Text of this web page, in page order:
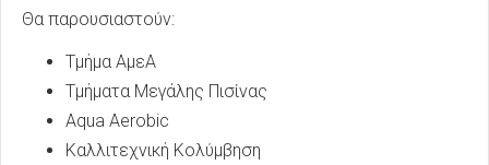
Θα παρουσιαστούν:
Τμήμα ΑμεΑ
Τμήματα Μεγάλης Πισίνας
Aqua Aerobic
Καλλιτεχνική Κολύμβηση